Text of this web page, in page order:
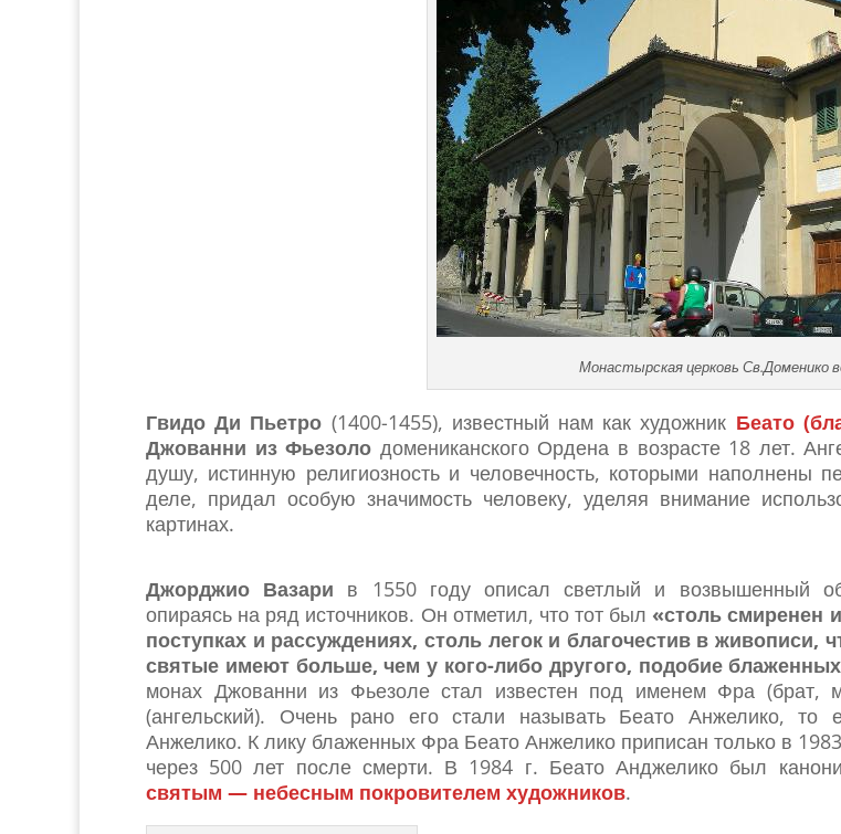
Монастырская церковь Св.Доменико
Гвидо Ди Пьетро (1400-1455), известный нам как художник Беато
Джованни из Фьезоло домениканского Ордена в возрасте 18 лет.
душу, истинную религиозность и человечность, которыми наполнены
деле, придал особую значимость человеку, уделяя внимание
картинах.
Джорджио Вазари в 1550 году описал светлый и возвышенный
опираясь на ряд источников. Он отметил, что тот был «столь смиренен
поступках и рассуждениях, столь легок и благочестив в живописи,
святые имеют больше, чем у кого-либо другого, подобие
монах Джованни из Фьезоле стал известен под именем Фра (брат,
(ангельский). Очень рано его стали называть Беато Анжелико, то
Анжелико. К лику блаженных Фра Беато Анжелико приписан только в
через 500 лет после смерти. В 1984 г. Беато Анджелико был
святым — небесным покровителем художников.